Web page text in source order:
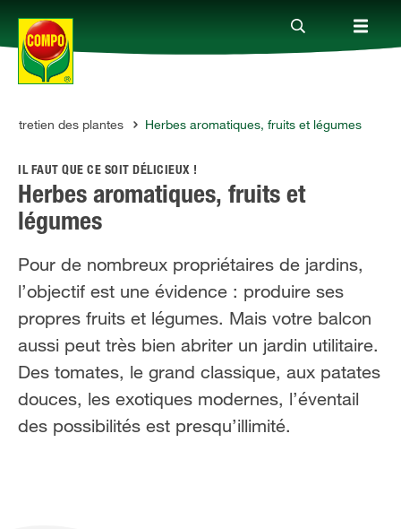
Produits
Conseil
Service
Qui sommes-nous?
Entretien des plantes Herbes aromatiques, fruits et légumes
IL FAUT QUE CE SOIT DÉLICIEUX !
Herbes aromatiques, fruits et
légumes
Pour de nombreux propriétaires de jardins,
l’objectif est une évidence : produire ses
propres fruits et légumes. Mais votre balcon
aussi peut très bien abriter un jardin utilitaire.
Des tomates, le grand classique, aux patates
douces, les exotiques modernes, l’éventail
des possibilités est presqu’illimité.